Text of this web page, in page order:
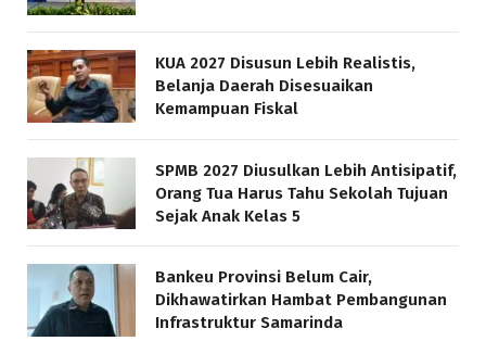
KUA 2027 Disusun Lebih Realistis,
Belanja Daerah Disesuaikan
Kemampuan Fiskal
SPMB 2027 Diusulkan Lebih Antisipatif,
Orang Tua Harus Tahu Sekolah Tujuan
Sejak Anak Kelas 5
Bankeu Provinsi Belum Cair,
Dikhawatirkan Hambat Pembangunan
Infrastruktur Samarinda